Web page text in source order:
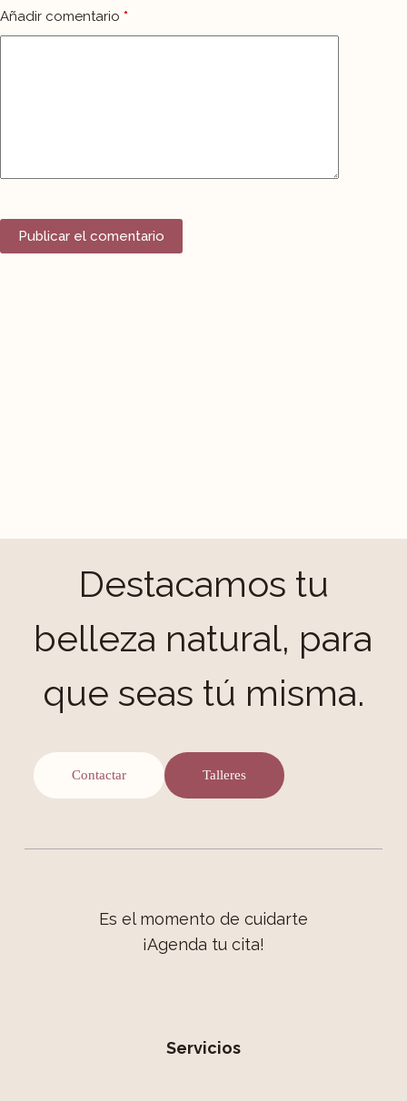
Añadir comentario *
Publicar el comentario
Destacamos tu
belleza natural, para
que seas tú misma.
Contactar Talleres
Es el momento de cuidarte
¡Agenda tu cita!
Servicios